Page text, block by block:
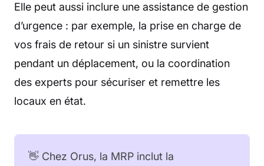
Elle peut aussi inclure une assistance de gestion
d’urgence : par exemple, la prise en charge de
vos frais de retour si un sinistre survient
pendant un déplacement, ou la coordination
des experts pour sécuriser et remettre les
locaux en état.
👋 Chez Orus, la MRP inclut la